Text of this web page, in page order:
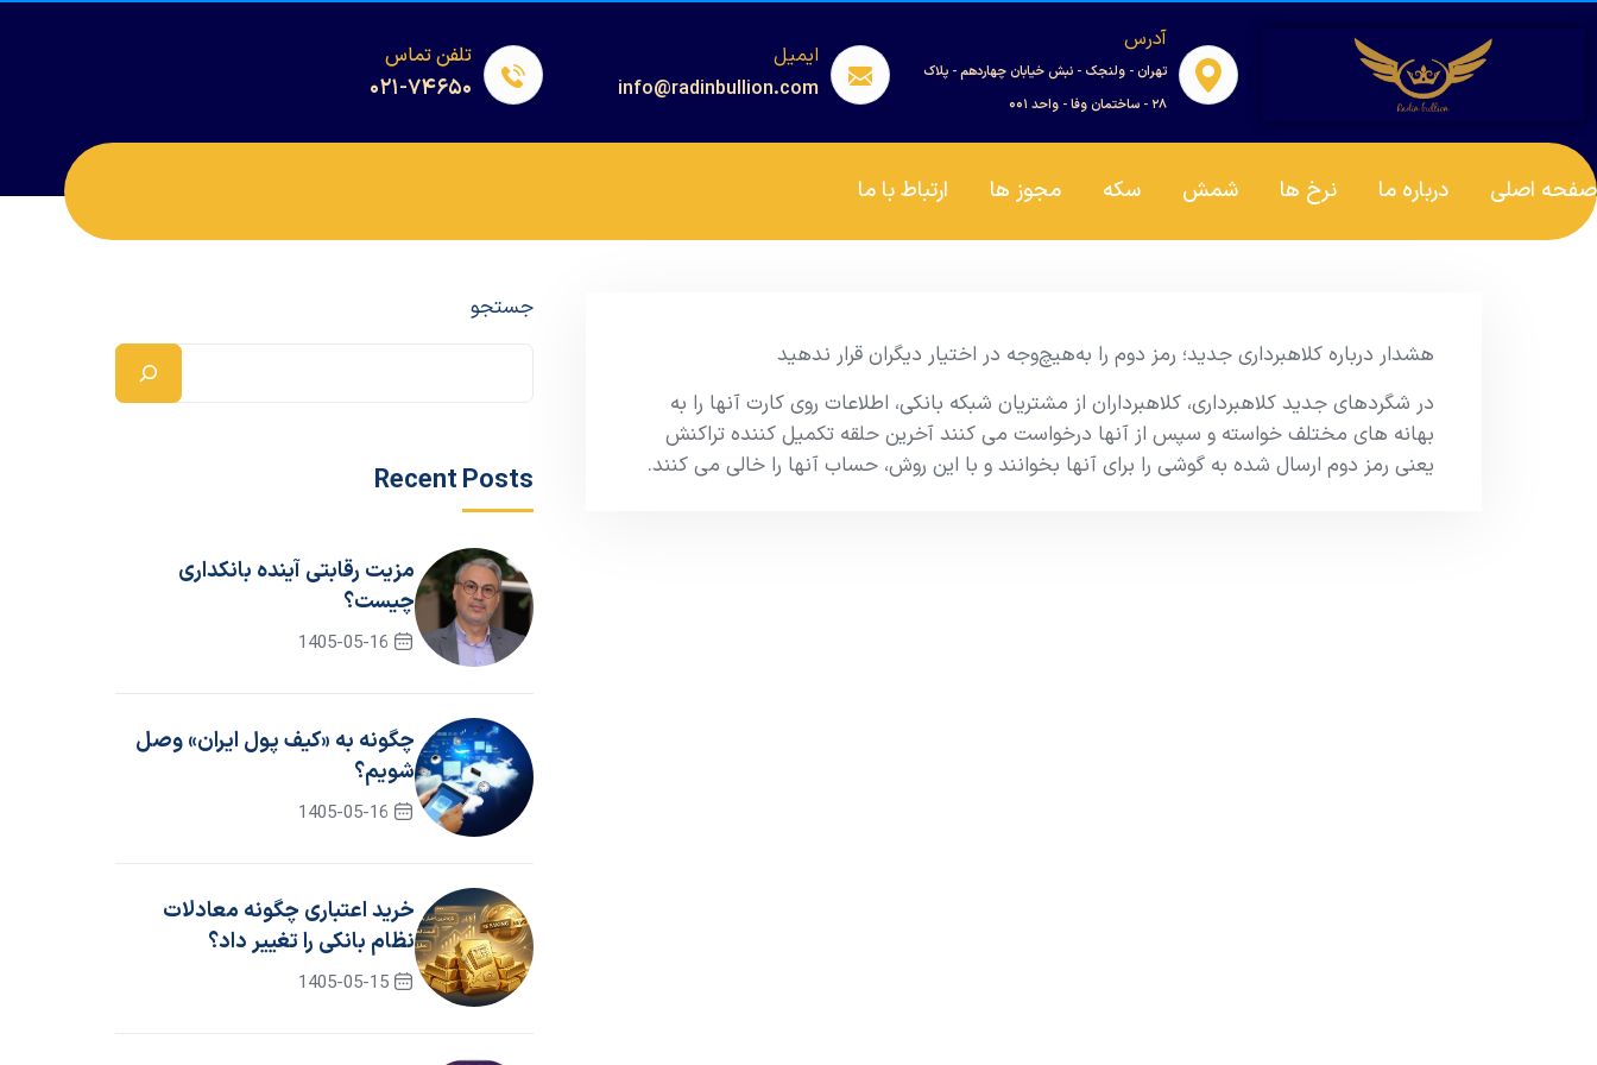
آدرس
تهران - ولنجک - نبش خیابان چهاردهم - پلاک
۲۸ - ساختمان وفا - واحد ۰۰۱
ایمیل
info@radinbullion.com
تلفن تماس
۰۲۱-۷۴۶۵۰
صفحه اصلی درباره ما نرخ ها شمش سکه مجوز ها ارتباط با ما
هشدار درباره کلاهبرداری جدید؛ رمز دوم را به‌هیچ‌وجه در اختیار دیگران قرار ندهید
در شگردهای جدید کلاهبرداری، کلاهبرداران از مشتریان شبکه بانکی، اطلاعات روی کارت آنها را به
بهانه های مختلف خواسته و سپس از آنها درخواست می کنند آخرین حلقه تکمیل کننده تراکنش
یعنی رمز دوم ارسال شده به گوشی را برای آنها بخوانند و با این روش، حساب آنها را خالی می کنند.
جستجو
Recent Posts
مزیت رقابتی آینده بانکداری
چیست؟
1405-05-16
چگونه به «کیف پول ایران» وصل
شویم؟
1405-05-16
خرید اعتباری چگونه معادلات
نظام بانکی را تغییر داد؟
1405-05-15